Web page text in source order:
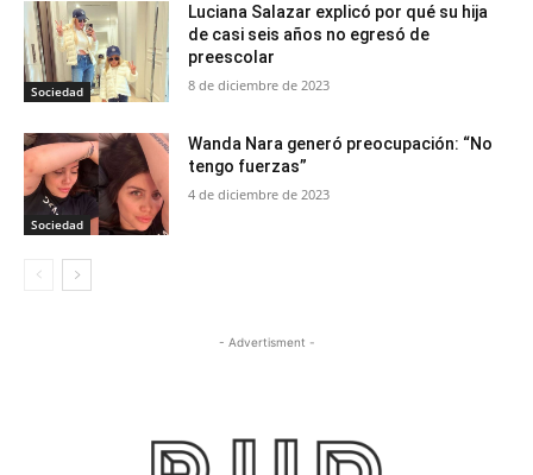
Sociedad
Luciana Salazar explicó por qué su hija
de casi seis años no egresó de
preescolar
8 de diciembre de 2023
Sociedad
Wanda Nara generó preocupación: “No
tengo fuerzas”
4 de diciembre de 2023
- Advertisment -